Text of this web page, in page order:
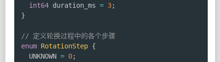
int64 duration_ms = 3;
}
// 定义轮换过程中的各个步骤
enum RotationStep {
  UNKNOWN
= 0;